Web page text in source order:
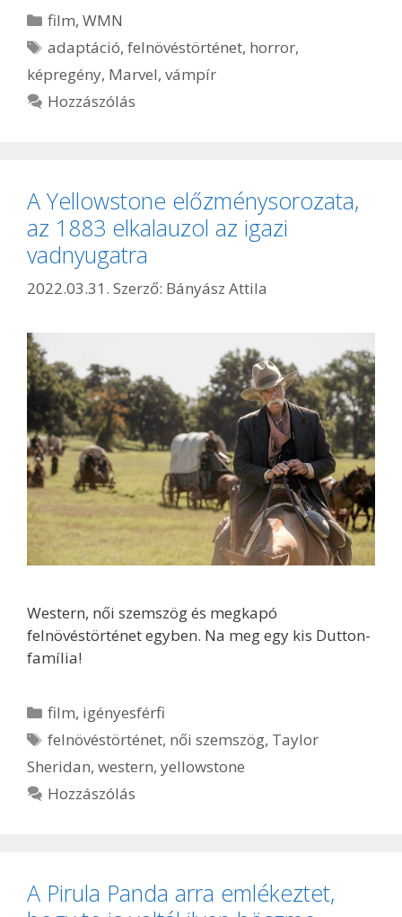
Kategória
film,WMN
Címkék
adaptáció,felnövéstörténet, horror,
képregény, Marvel, vámpír
Hozzászólás
A Yellowstone előzménysorozata,
az 1883 elkalauzol az igazi
vadnyugatra
2022.03.31. Szerző: Bányász Attila
Western, női szemszög és megkapó
felnövéstörténet egyben. Na meg egy kis Dutton-
família!
Kategória
film, igényesférfi
Címkék
felnövéstörténet, női szemszög, Taylor
Sheridan, western, yellowstone
Hozzászólás
A Pirula Panda arra emlékeztet,